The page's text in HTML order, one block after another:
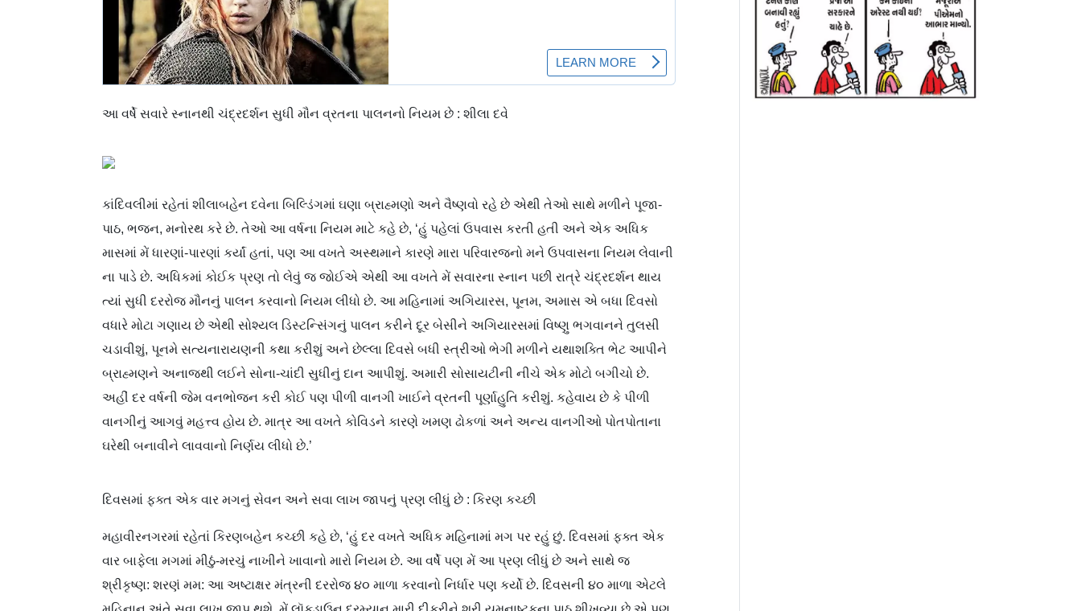
આ વર્ષે સવારે સ્નાનથી ચંદ્રદર્શન સુધી મૌન વ્રતના પાલનનો નિયમ છે : શીલા દવે
કાંદિવલીમાં રહેતાં શીલાબહેન દવેના બિલ્ડિંગમાં ઘણા બ્રાહ્મણો અને વૈષ્ણવો રહે છે એથી તેઓ સાથે મળીને પૂજા-
પાઠ, ભજન, મનોરથ કરે છે. તેઓ આ વર્ષના નિયમ માટે કહે છે, ‘હું પહેલાં ઉપવાસ કરતી હતી અને એક અધિક
માસમાં મેં ધારણાં-પારણાં કર્યાં હતાં, પણ આ વખતે અસ્થમાને કારણે મારા પરિવારજનો મને ઉપવાસના નિયમ લેવાની
ના પાડે છે. અધિકમાં કોઈક પ્રણ તો લેવું જ જોઈએ એથી આ વખતે મેં સવારના સ્નાન પછી રાત્રે ચંદ્રદર્શન થાય
ત્યાં સુધી દરરોજ મૌનનું પાલન કરવાનો નિયમ લીધો છે. આ મહિનામાં અગિયારસ, પૂનમ, અમાસ એ બધા દિવસો
વધારે મોટા ગણાય છે એથી સોશ્યલ ડિસ્ટન્સિંગનું પાલન કરીને દૂર બેસીને અગિયારસમાં વિષ્ણુ ભગવાનને તુલસી
ચડાવીશું, પૂનમે સત્યનારાયણની કથા કરીશું અને છેલ્લા દિવસે બધી સ્ત્રીઓ ભેગી મળીને યથાશક્તિ ભેટ આપીને
બ્રાહ્મણને અનાજથી લઈને સોના-ચાંદી સુધીનું દાન આપીશું. અમારી સોસાયટીની નીચે એક મોટો બગીચો છે.
અહીં દર વર્ષની જેમ વનભોજન કરી કોઈ પણ પીળી વાનગી ખાઈને વ્રતની પૂર્ણાહુતિ કરીશું. કહેવાય છે કે પીળી
વાનગીનું આગવું મહત્ત્વ હોય છે. માત્ર આ વખતે કોવિડને કારણે ખમણ ઢોકળાં અને અન્ય વાનગીઓ પોતપોતાના
ઘરેથી બનાવીને લાવવાનો નિર્ણય લીધો છે.’
દિવસમાં ફક્ત એક વાર મગનું સેવન અને સવા લાખ જાપનું પ્રણ લીધું છે : કિરણ કચ્છી
મહાવીરનગરમાં રહેતાં કિરણબહેન કચ્છી કહે છે, ‘હું દર વખતે અધિક મહિનામાં મગ પર રહું છું. દિવસમાં ફક્ત એક
વાર બાફેલા મગમાં મીઠું-મરચું નાખીને ખાવાનો મારો નિયમ છે. આ વર્ષે પણ મેં આ પ્રણ લીધું છે અને સાથે જ
શ્રીકૃષ્ણ: શરણં મમ: આ અષ્ટાક્ષર મંત્રની દરરોજ ૪૦ માળા કરવાનો નિર્ધાર પણ કર્યો છે. દિવસની ૪૦ માળા એટલે